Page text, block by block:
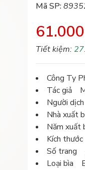
Mã SP:
Tiết kiệm:
Công Ty
Tác giả
Người
Nhà xuất
Năm
Kích
Số trang
Loại bìa